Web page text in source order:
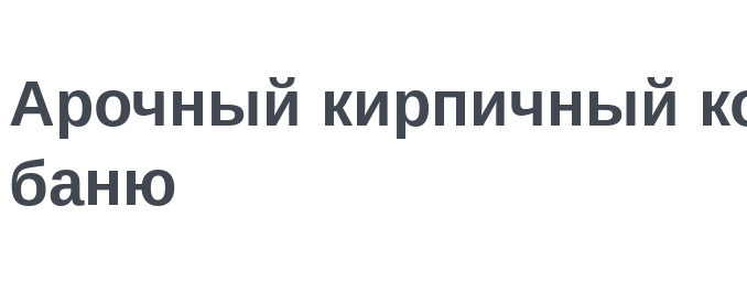
Арочный кирпичный
баню